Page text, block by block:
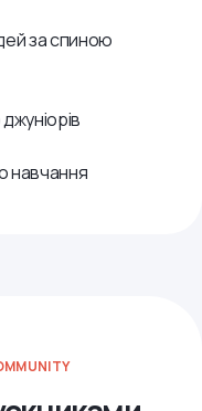
за спиною
навчання